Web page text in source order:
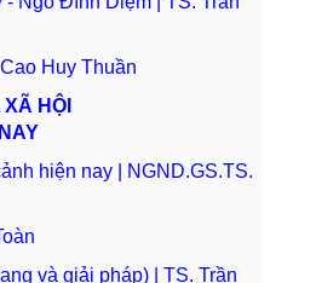
Huy Thuần
HỘI
hiện nay | NGND.GS.TS.
và giải pháp) | TS. Trần